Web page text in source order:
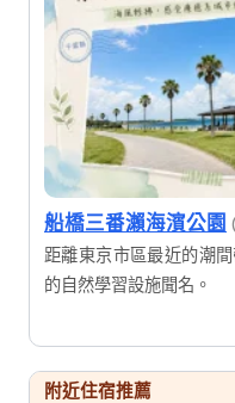
船橋三番瀨海濱公園
距離東京市區最近的潮
的自然學習設施聞名。
附近住宿推薦